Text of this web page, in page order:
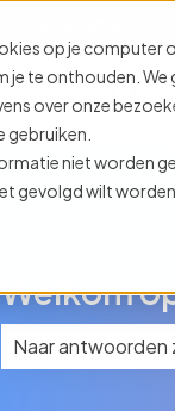
op je computer
je te onthouden.
over onze
gebruiken.
niet worden
gevolgd wilt worden.
Welkom